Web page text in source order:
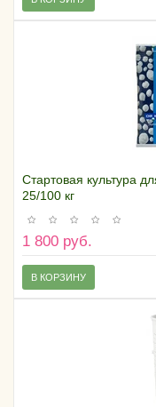
Стартовая культура
25/100 кг
1 800 руб.
В КОРЗИНУ